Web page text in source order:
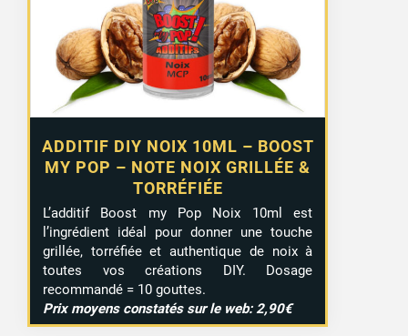
ADDITIF DIY NOIX 10ML – BOOST
MY POP – NOTE NOIX GRILLÉE &
TORRÉFIÉE
L’additif Boost my Pop Noix 10ml est
l’ingrédient idéal pour donner une touche
grillée, torréfiée et authentique de noix à
toutes vos créations DIY. Dosage
recommandé = 10 gouttes.
Prix moyens constatés sur le web: 2,90€